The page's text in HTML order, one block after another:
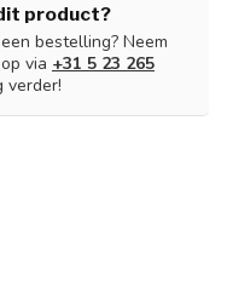
product?
bestelling? Neem
via +31 5 23 265
verder!